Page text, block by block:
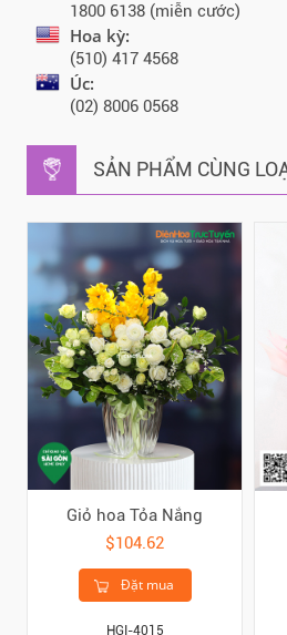
1800 6138 (miễn cước)
Hoa kỳ:
(510) 417 4568
Úc:
(02) 8006 0568
SẢN PHẨM CÙNG
Giỏ hoa Tỏa Nắng
$104.62
Đặt mua
HGI-4015